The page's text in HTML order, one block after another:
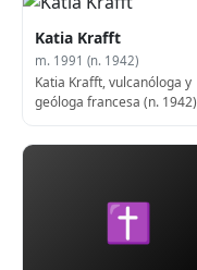
Katia Krafft
m. 1991 (n. 1942)
Katia Krafft, vulcanóloga y
geóloga francesa (n. 1942)
✝